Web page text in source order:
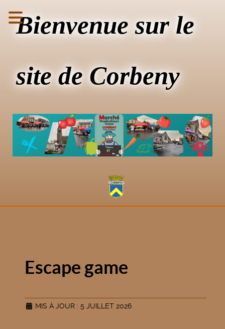
Bienvenue sur le
site de Corbeny
Escape game
MIS À JOUR : 5 JUILLET 2026